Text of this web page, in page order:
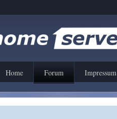
Home Forum Impressum